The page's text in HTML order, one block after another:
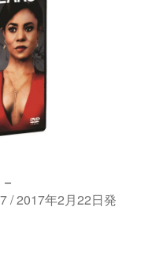
/ 2017年2月22日発